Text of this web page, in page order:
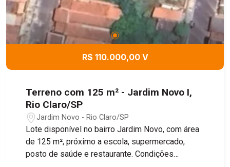
R$ 110.000,00 V
Terreno com 125 m² - Jardim Novo I,
Rio Claro/SP
Jardim Novo - Rio Claro/SP
Lote disponível no bairro Jardim Novo, com área
de 125 m², próximo a escola, supermercado,
posto de saúde e restaurante. Condições